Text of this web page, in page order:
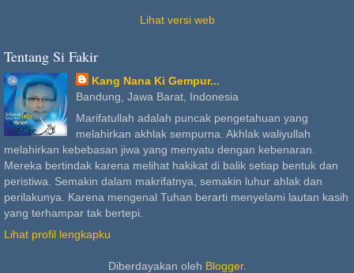
Lihat versi web
Tentang Si Fakir
Kang Nana Ki Gempur...
Bandung, Jawa Barat, Indonesia
Marifatullah adalah puncak pengetahuan yang
melahirkan akhlak sempurna. Akhlak waliyullah
melahirkan kebebasan jiwa yang menyatu dengan kebenaran.
Mereka bertindak karena melihat hakikat di balik setiap bentuk dan
peristiwa. Semakin dalam makrifatnya, semakin luhur ahlak dan
perilakunya. Karena mengenal Tuhan berarti menyelami lautan kasih
yang terhampar tak bertepi.
Lihat profil lengkapku
Diberdayakan oleh Blogger.